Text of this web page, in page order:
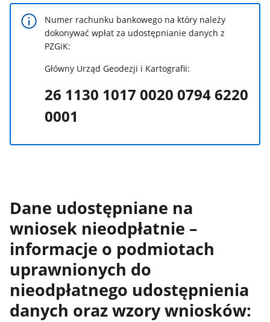
Numer rachunku bankowego na który należy
dokonywać wpłat za udostępnianie danych z
PZGiK:
Główny Urząd Geodezji i Kartografii:
26 1130 1017 0020 0794 6220
0001
Dane udostępniane na
wniosek nieodpłatnie –
informacje o podmiotach
uprawnionych do
nieodpłatnego udostępnienia
danych oraz wzory wniosków: